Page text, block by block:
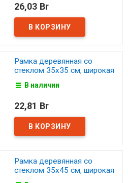
26,03 Br
Рамка деревянная со
стеклом 35х35 см, широкая
В наличии
22,81 Br
Рамка деревянная со
стеклом 35х45 см, широкая